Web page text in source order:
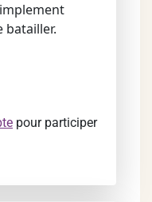
batailler.
pour participer